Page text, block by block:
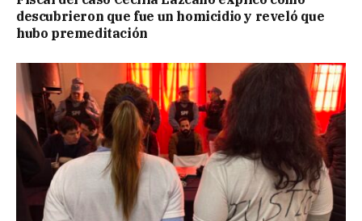
descubrieron que fue un homicidio y reveló que
hubo premeditación